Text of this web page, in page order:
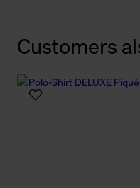
Customers